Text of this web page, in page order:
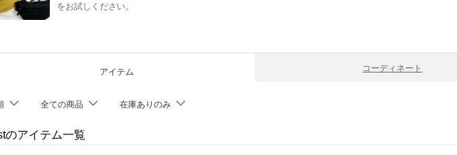
をお試しください。
アイテム コーディネート
全ての商品 在庫ありのみ
のアイテム一覧